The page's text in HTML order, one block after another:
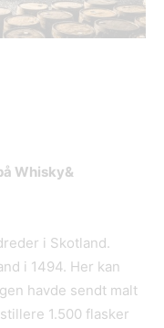
Whisky&
i Skotland.
i 1494. Her kan
havde sendt malt
1.500 flasker